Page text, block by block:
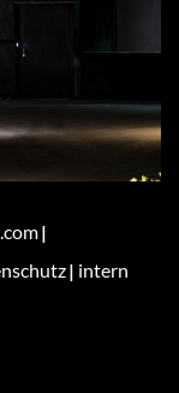
intern